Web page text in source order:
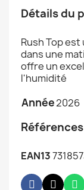
Détails du
Rush Top
dans une
offre un
l'humidité
Année2026
Références
EAN13